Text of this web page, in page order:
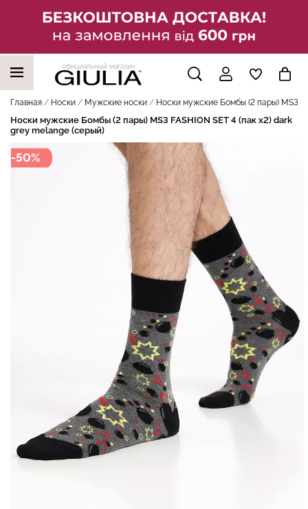
официальный магазин
Главная Носки Мужские носки Носки мужские Бомбы (2 пары) MS3
Носки мужские Бомбы (2 пары) MS3 FASHION SET 4 (пак х2) dark
grey melange (серый)
-50%
НАШИ ТРЕНДОВЫЕ ТОВАРЫ
Бесшовные леггинсы из
микрофибры LEGGINGS
789 грн.
Бесшовная бразилиана с
легкой коррекцией
BRASILIAN SHAPEWEAR
black (черный) Giulia
258 грн.